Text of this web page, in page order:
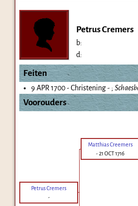
Petrus Cremers
b:
d:
Feiten
9 APR 1700 - Christening - ;
Voorouders
Matthias Creemers
-21 OCT 1716
Petrus Cremers
-